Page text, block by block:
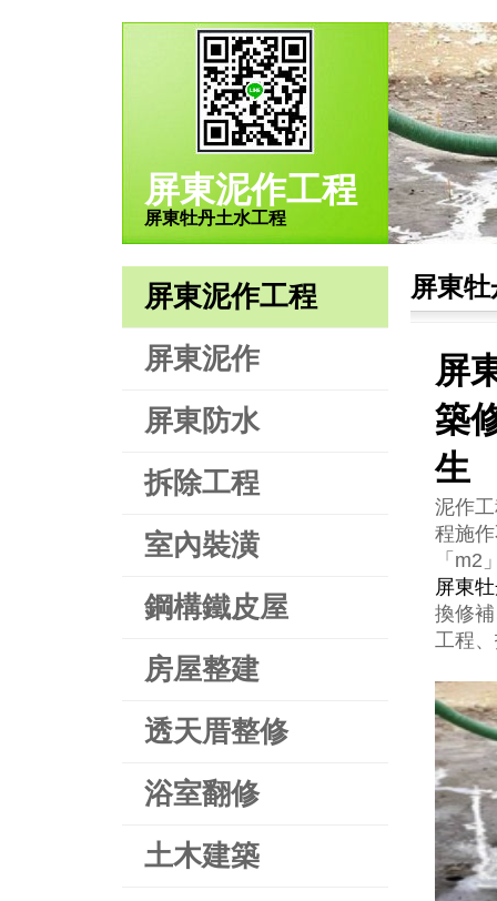
屏東泥作工程
屏東牡丹土水工程
屏東泥作工程
屏東泥作
屏東防水
拆除工程
室內裝潢
鋼構鐵皮屋
房屋整建
透天厝整修
浴室翻修
土木建築
屏東
屏
築
生
泥作
程施
「m2
屏東
換修
工程